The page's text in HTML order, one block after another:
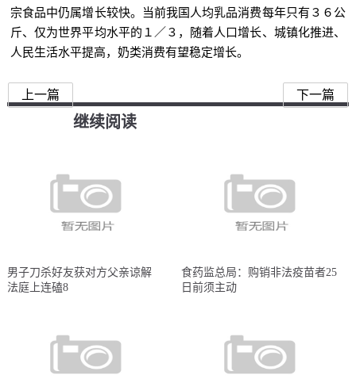
宗食品中仍属增长较快。当前我国人均乳品消费每年只有３６公
斤、仅为世界平均水平的１／３，随着人口增长、城镇化推进、
人民生活水平提高，奶类消费有望稳定增长。
上一篇 下一篇
继续阅读
男子刀杀好友获对方父亲谅解
法庭上连磕8
食药监总局：购销非法疫苗者25
日前须主动